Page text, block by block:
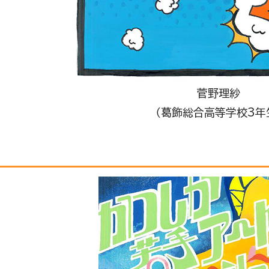
菅野理紗
（葛飾総合高等学校3年